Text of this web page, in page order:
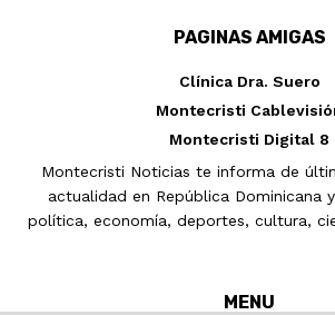
PAGINAS AMIGAS
Clínica Dra. Suero
Montecristi
Montecristi Digital 8
Montecristi Noticias te informa de
actualidad en República Dominicana
política, economía, deportes, cultura,
MENU